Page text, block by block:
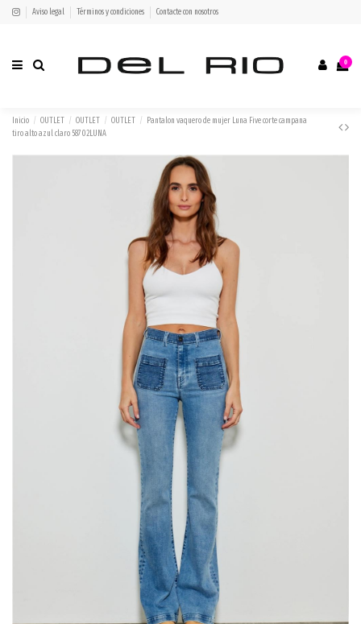
Aviso legal Términos y condiciones Contacte con nosotros
0
Inicio OUTLET OUTLET OUTLET
Pantalon vaquero de mujer Luna Five corte campana
tiro alto azul claro 58702LUNA